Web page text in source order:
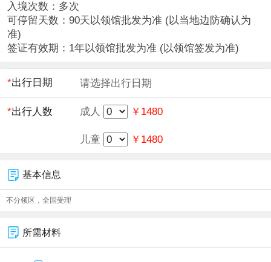
入境次数：多次
可停留天数：90天以领馆批发为准 (以当地边防确认为
准)
签证有效期：1年以领馆批发为准 (以领馆签发为准)
*出行日期 请选择出行日期
*出行人数 成人 ￥1480
儿童 ￥1480
基本信息
不分领区，全国受理
所需材料